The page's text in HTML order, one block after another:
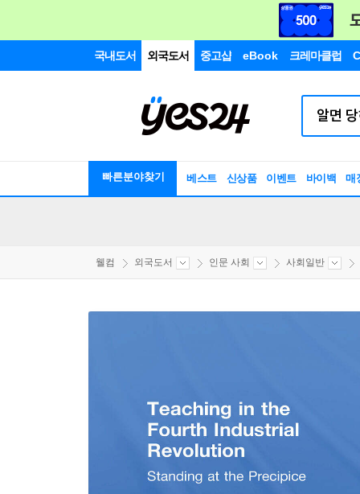
국내도서 외국도서 중고샵 eBook 크레마클럽
빠른분야찾기 베스트 신상품 이벤트 바이백 매
웰컴 외국도서 인문 사회 사회일반